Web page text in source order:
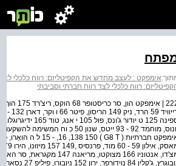
אימפקט : לעצב מחדש את הקפיטליזם: רווח כלכלי לצד
רווח כלכלי לצד רווח חברתי וסביבתי